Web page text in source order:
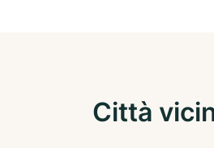
Città